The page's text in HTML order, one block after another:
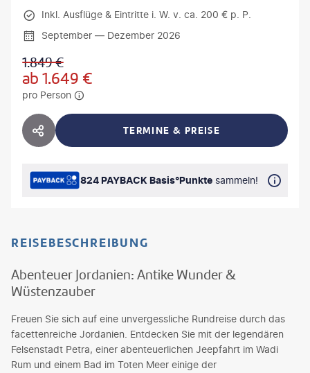
Inkl. Ausflüge & Eintritte i. W. v. ca. 200 € p. P.
September — Dezember 2026
1.849€
ab1.649 €
pro Person
HOTEL TEILEN TERMINE & PREISE
824 PAYBACK Basis°Punkte sammeln!
REISEBESCHREIBUNG
Abenteuer Jordanien: Antike Wunder &
Wüstenzauber
Freuen Sie sich auf eine unvergessliche Rundreise durch das
facettenreiche Jordanien. Entdecken Sie mit der legendären
Felsenstadt Petra, einer abenteuerlichen Jeepfahrt im Wadi
Rum und einem Bad im Toten Meer einige der